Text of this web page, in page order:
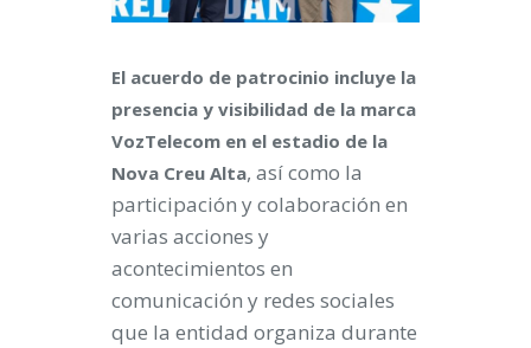
El acuerdo de patrocinio incluye la
presencia y visibilidad de la marca
VozTelecom en el estadio de la
Nova Creu Alta, así como la
participación y colaboración en
varias acciones y
acontecimientos en
comunicación y redes sociales
que la entidad organiza durante